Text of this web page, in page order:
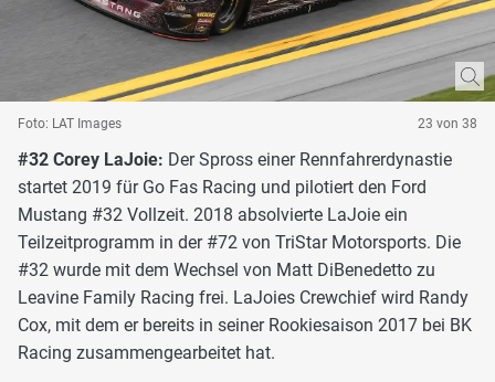
Foto: LAT Images 23 von 38
#32 Corey LaJoie: Der Spross einer Rennfahrerdynastie
startet 2019 für Go Fas Racing und pilotiert den Ford
Mustang #32 Vollzeit. 2018 absolvierte LaJoie ein
Teilzeitprogramm in der #72 von TriStar Motorsports. Die
#32 wurde mit dem Wechsel von Matt DiBenedetto zu
Leavine Family Racing frei. LaJoies Crewchief wird Randy
Cox, mit dem er bereits in seiner Rookiesaison 2017 bei BK
Racing zusammengearbeitet hat.